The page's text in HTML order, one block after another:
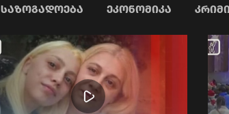
ᲡᲐᲖᲝᲒᲐᲓᲝᲔᲑᲐ ᲔᲙᲝᲜᲝᲛᲘᲙᲐ